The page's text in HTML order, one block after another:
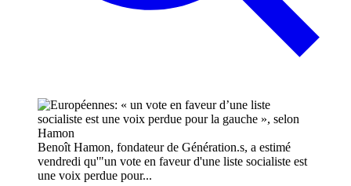
Benoît Hamon, fondateur de Génération.s, a estimé
vendredi qu'"un vote en faveur d'une liste socialiste est
une voix perdue pour...